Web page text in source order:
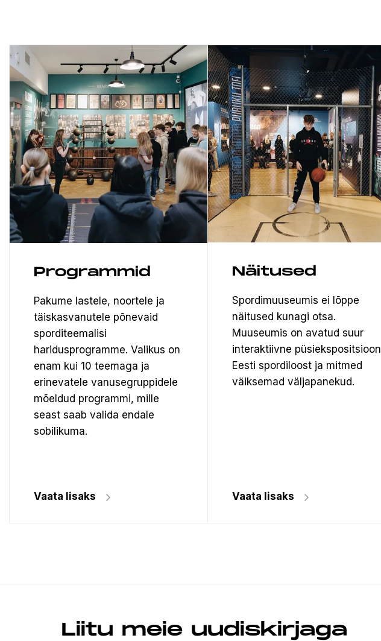
Programmid
Pakume lastele, noortele ja
täiskasvanutele põnevaid
sporditeemalisi
haridusprogramme. Valikus on
enam kui 10 teemaga ja
erinevatele vanusegruppidele
mõeldud programmi, mille
seast saab valida endale
sobilikuma.
Vaata lisaks
Näitused
Spordimuuseumis ei lõppe
näitused kunagi otsa.
Muuseumis on avatud suur
interaktiivne püsiekspositsioon
Eesti spordiloost ja mitmed
väiksemad väljapanekud.
Vaata lisaks
Liitu meie uudiskirjaga